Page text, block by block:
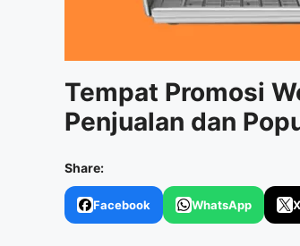
Tempat Promosi
Penjualan dan
Share:
Facebook WhatsApp X